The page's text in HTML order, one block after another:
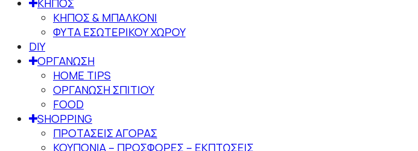
ΚΗΠΟΣ
ΚΗΠΟΣ & ΜΠΑΛΚΟΝΙ
ΦΥΤΑ ΕΣΩΤΕΡΙΚΟΥ ΧΩΡΟΥ
DIY
ΟΡΓΑΝΩΣΗ
HOME TIPS
ΟΡΓΑΝΩΣΗ ΣΠΙΤΙΟΥ
FOOD
SHOPPING
ΠΡΟΤΑΣΕΙΣ ΑΓΟΡΑΣ
ΚΟΥΠΟΝΙΑ – ΠΡΟΣΦΟΡΕΣ – ΕΚΠΤΩΣΕΙΣ